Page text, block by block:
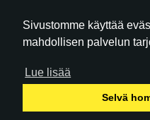
Sivustomme käyttää
mahdollisen palvelun
Lue lisää
Selvä